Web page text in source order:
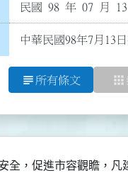
民國 98 年 07 月
中華民國98年7月13
subject 所有條文 apps
全，促進市容觀瞻，凡